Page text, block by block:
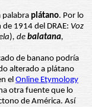
palabra plátano. Por lo
1914 del DRAE: Voz
), de balatana,
de banano podría
alterado a plátano
el Online Etymology
otra fuente que lo
de América. Así